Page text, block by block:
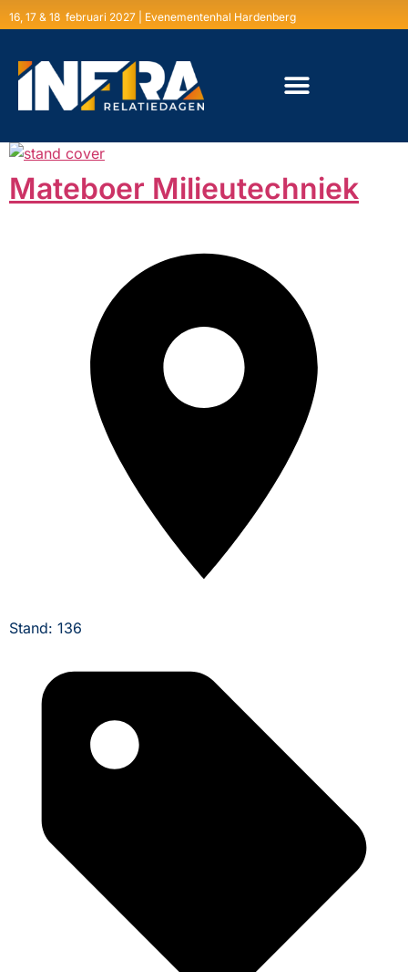
16, 17 & 18 februari 2027 | Evenementenhal Hardenberg
Mateboer Milieutechniek
Stand: 136